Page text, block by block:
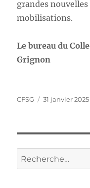
grandes
mobilisations.
Le bureau du
Grignon
Auteur
CFSG
Publié
31 janvier 2025
Recherche
pour :